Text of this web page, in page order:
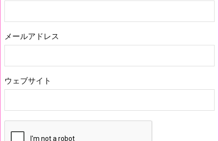
メールアドレス
ウェブサイト